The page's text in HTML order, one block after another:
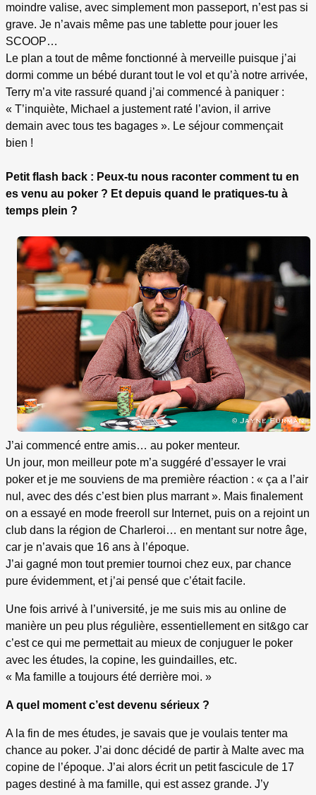
moindre valise, avec simplement mon passeport, n’est pas si
grave. Je n’avais même pas une tablette pour jouer les
SCOOP…
Le plan a tout de même fonctionné à merveille puisque j’ai
dormi comme un bébé durant tout le vol et qu’à notre arrivée,
Terry m’a vite rassuré quand j’ai commencé à paniquer :
« T’inquiète, Michael a justement raté l’avion, il arrive
demain avec tous tes bagages ». Le séjour commençait
bien !
Petit flash back : Peux-tu nous raconter comment tu en
es venu au poker ? Et depuis quand le pratiques-tu à
temps plein ?
J’ai commencé entre amis… au poker menteur.
Un jour, mon meilleur pote m’a suggéré d’essayer le vrai
poker et je me souviens de ma première réaction : « ça a l’air
nul, avec des dés c’est bien plus marrant ». Mais finalement
on a essayé en mode freeroll sur Internet, puis on a rejoint un
club dans la région de Charleroi… en mentant sur notre âge,
car je n’avais que 16 ans à l’époque.
J’ai gagné mon tout premier tournoi chez eux, par chance
pure évidemment, et j’ai pensé que c’était facile.
Une fois arrivé à l’université, je me suis mis au online de
manière un peu plus régulière, essentiellement en sit&go car
c’est ce qui me permettait au mieux de conjuguer le poker
avec les études, la copine, les guindailles, etc.
« Ma famille a toujours été derrière moi. »
A quel moment c’est devenu sérieux ?
A la fin de mes études, je savais que je voulais tenter ma
chance au poker. J’ai donc décidé de partir à Malte avec ma
copine de l’époque. J’ai alors écrit un petit fascicule de 17
pages destiné à ma famille, qui est assez grande. J’y